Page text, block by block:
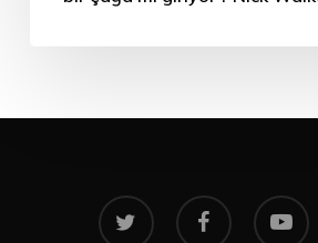
twitter facebook youtube